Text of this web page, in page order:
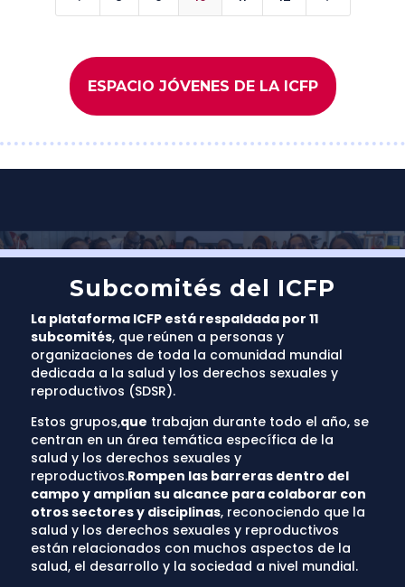
ESPACIO JÓVENES DE LA ICFP
Subcomités del ICFP
La plataforma ICFP está respaldada por 11
subcomités, que reúnen a personas y
organizaciones de toda la comunidad mundial
dedicada a la salud y los derechos sexuales y
reproductivos (SDSR).
Estos grupos,que trabajan durante todo el año, se
centran en un área temática específica de la
salud y los derechos sexuales y
reproductivos.Rompen las barreras dentro del
campo y amplían su alcance para colaborar con
otros sectores y disciplinas, reconociendo que la
salud y los derechos sexuales y reproductivos
están relacionados con muchos aspectos de la
salud, el desarrollo y la sociedad a nivel mundial.